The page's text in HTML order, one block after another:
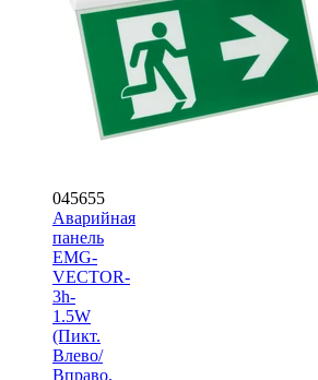
045655
Аварийная
панель
EMG-
VECTOR-
3h-
1.5W
(Пикт.
Влево/
Вправо,